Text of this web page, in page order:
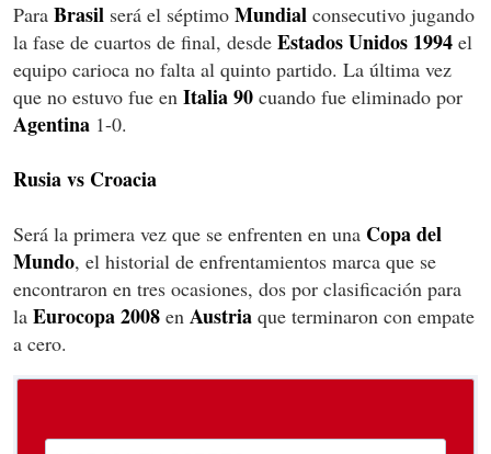
Para Brasil será el séptimo Mundial consecutivo jugando
la fase de cuartos de final, desde Estados Unidos 1994 el
equipo carioca no falta al quinto partido. La última vez
que no estuvo fue en Italia 90 cuando fue eliminado por
Agentina 1-0.
Rusia vs Croacia
Será la primera vez que se enfrenten en una Copa del
Mundo, el historial de enfrentamientos marca que se
encontraron en tres ocasiones, dos por clasificación para
la Eurocopa 2008 en Austria que terminaron con empate
a cero.